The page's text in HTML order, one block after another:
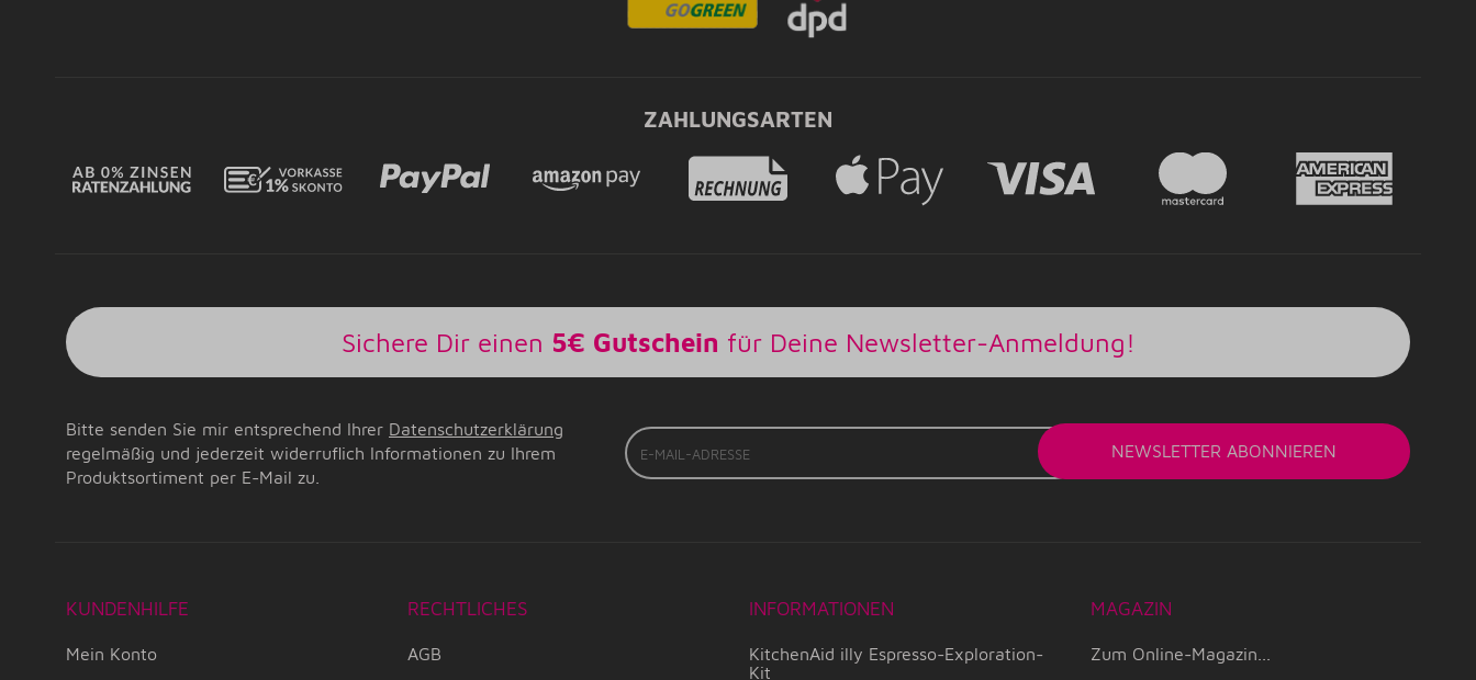
ZAHLUNGSARTEN
Sichere Dir einen 5€ Gutschein für Deine Newsletter-Anmeldung!
Bitte senden Sie mir entsprechend Ihrer Datenschutzerklärung
regelmäßig und jederzeit widerruflich Informationen zu Ihrem
Produktsortiment per E-Mail zu.
E-
Mail-
Adresse
NEWSLETTER ABONNIEREN
KUNDENHILFE
Mein Konto
RECHTLICHES
AGB
INFORMATIONEN
KitchenAid illy Espresso-Exploration-
Kit
MAGAZIN
Zum Online-Magazin...